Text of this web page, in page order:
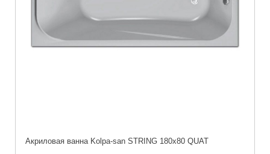
Акриловая ванна Kolpa-san STRING 180x80 QUAT